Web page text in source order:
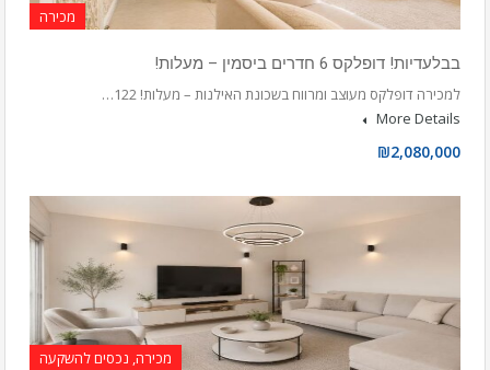
מכירה
בבלעדיות! דופלקס 6 חדרים ביסמין – מעלות!
למכירה דופלקס מעוצב ומרווח בשכונת האילנות – מעלות! 122…
More Details
₪2,080,000
מכירה, נכסים להשקעה